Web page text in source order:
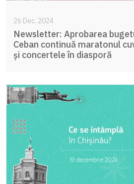
26 Dec. 2024
Newsletter: Aprobarea
Ceban continuă maratonul
și concertele în diasporă